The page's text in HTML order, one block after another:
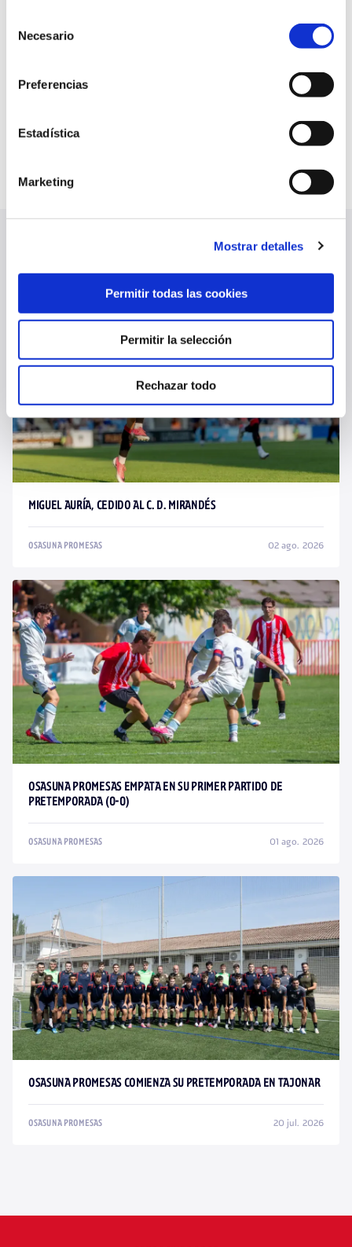
Necesario
Preferencias
Estadística
Marketing
Mostrar detalles
Permitir todas las cookies
Permitir la selección
Rechazar todo
MIGUEL AURÍA, CEDIDO AL C. D. MIRANDÉS
OSASUNA PROMESAS 02 ago. 2026
OSASUNA PROMESAS EMPATA EN SU PRIMER PARTIDO DE
PRETEMPORADA (0-0)
OSASUNA PROMESAS 01 ago. 2026
OSASUNA PROMESAS COMIENZA SU PRETEMPORADA EN TAJONAR
OSASUNA PROMESAS 20 jul. 2026